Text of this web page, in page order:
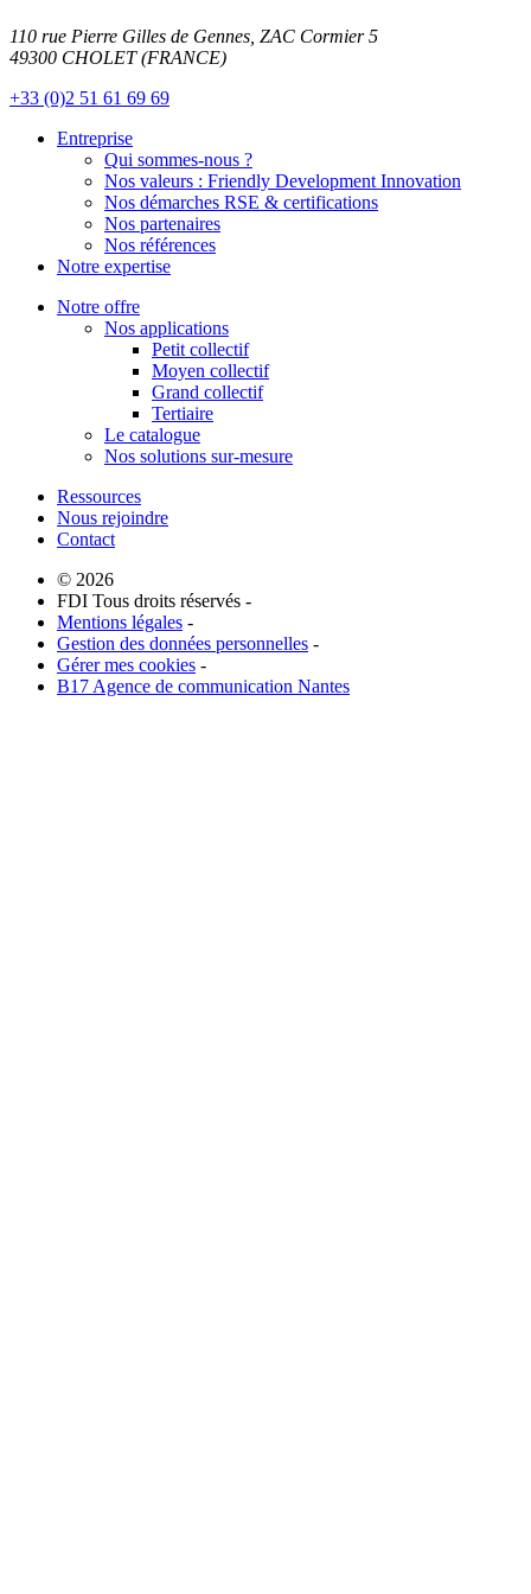
110 rue Pierre Gilles de Gennes, ZAC Cormier 5
49300 CHOLET (FRANCE)
+33 (0)2 51 61 69 69
Entreprise
Qui sommes-nous ?
Nos valeurs : Friendly Development Innovation
Nos démarches RSE & certifications
Nos partenaires
Nos références
Notre expertise
Notre offre
Nos applications
Petit collectif
Moyen collectif
Grand collectif
Tertiaire
Le catalogue
Nos solutions sur-mesure
Ressources
Nous rejoindre
Contact
© 2026
FDI Tous droits réservés -
Mentions légales -
Gestion des données personnelles -
Gérer mes cookies -
B17 Agence de communication Nantes